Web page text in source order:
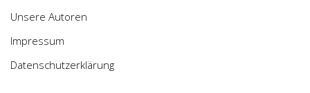
Unsere Autoren
Impressum
Datenschutzerklärung